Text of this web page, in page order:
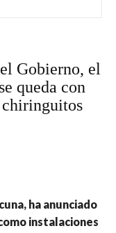
Gobierno, el
queda con
chiringuitos
ha anunciado
instalaciones